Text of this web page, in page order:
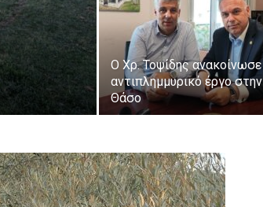
Ο Χρ. Τοψίδης ανακοίνωσε
αντιπλημμυρικό έργο στην
Θάσο